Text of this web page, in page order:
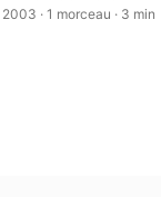
2003 · 1 morceau · 3 min